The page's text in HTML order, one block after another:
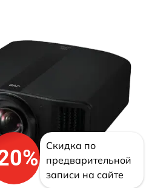
Скидка по
предварительной
записи на сайте